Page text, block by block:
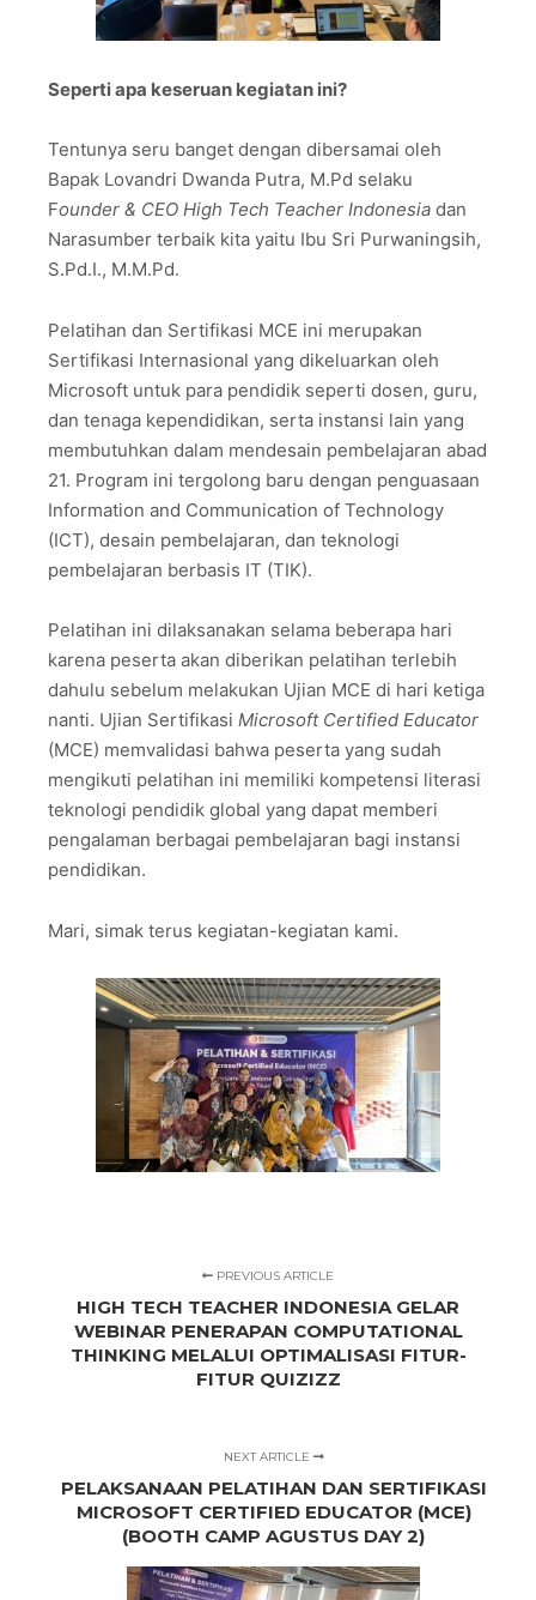
Seperti apa keseruan kegiatan ini?
Tentunya seru banget dengan dibersamai oleh
Bapak Lovandri Dwanda Putra, M.Pd selaku
Founder & CEO High Tech Teacher Indonesia dan
Narasumber terbaik kita yaitu Ibu Sri Purwaningsih,
S.Pd.I., M.M.Pd.
Pelatihan dan Sertifikasi MCE ini merupakan
Sertifikasi Internasional yang dikeluarkan oleh
Microsoft untuk para pendidik seperti dosen, guru,
dan tenaga kependidikan, serta instansi lain yang
membutuhkan dalam mendesain pembelajaran abad
21. Program ini tergolong baru dengan penguasaan
Information and Communication of Technology
(ICT), desain pembelajaran, dan teknologi
pembelajaran berbasis IT (TIK).
Pelatihan ini dilaksanakan selama beberapa hari
karena peserta akan diberikan pelatihan terlebih
dahulu sebelum melakukan Ujian MCE di hari ketiga
nanti. Ujian Sertifikasi Microsoft Certified Educator
(MCE) memvalidasi bahwa peserta yang sudah
mengikuti pelatihan ini memiliki kompetensi literasi
teknologi pendidik global yang dapat memberi
pengalaman berbagai pembelajaran bagi instansi
pendidikan.
Mari, simak terus kegiatan-kegiatan kami.
PREVIOUS ARTICLE
HIGH TECH TEACHER INDONESIA GELAR
WEBINAR PENERAPAN COMPUTATIONAL
THINKING MELALUI OPTIMALISASI FITUR-
FITUR QUIZIZZ
NEXT ARTICLE
PELAKSANAAN PELATIHAN DAN SERTIFIKASI
MICROSOFT CERTIFIED EDUCATOR (MCE)
(BOOTH CAMP AGUSTUS DAY 2)